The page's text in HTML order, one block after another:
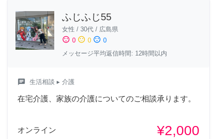
ふじふじ55
女性 / 30代 / 広島県
sentiment_satisfied 0 sentiment_neutral 0 sentiment_dissatisfied 0
メッセージ平均返信時間: 12時間以内
chat 生活相談 ▸ 介護
在宅介護、家族の介護についてのご相談承ります。
オンライン ¥2,000